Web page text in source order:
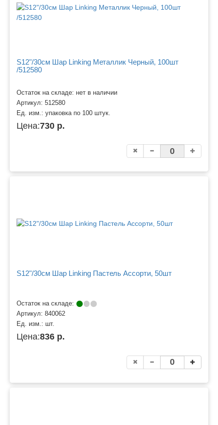
S12"/30см Шар Linking Металлик Черный, 100шт
/512580
Остаток на складе: нет в наличии
Артикул: 512580
Ед. изм.: упаковка по 100 штук.
Цена:730 р.
S12"/30см Шар Linking Пастель Ассорти, 50шт
Остаток на складе:
Артикул: 840062
Ед. изм.: шт.
Цена:836 р.